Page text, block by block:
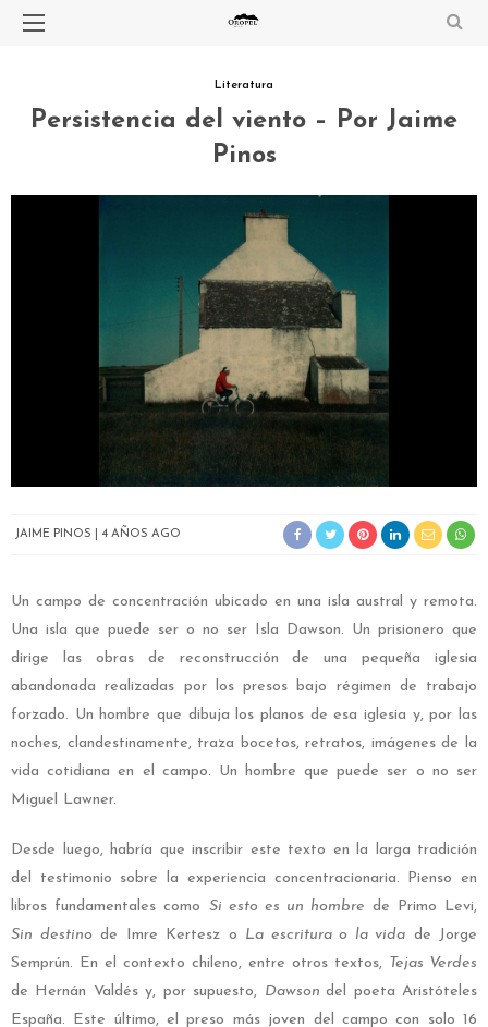
Literatura
Persistencia del viento – Por Jaime
Pinos
JAIME PINOS 4 AÑOS AGO
Un campo de concentración ubicado en una isla austral y remota.
Una isla que puede ser o no ser Isla Dawson. Un prisionero que
dirige las obras de reconstrucción de una pequeña iglesia
abandonada realizadas por los presos bajo régimen de trabajo
forzado. Un hombre que dibuja los planos de esa iglesia y, por las
noches, clandestinamente, traza bocetos, retratos, imágenes de la
vida cotidiana en el campo. Un hombre que puede ser o no ser
Miguel Lawner.
Desde luego, habría que inscribir este texto en la larga tradición
del testimonio sobre la experiencia concentracionaria. Pienso en
libros fundamentales como Si esto es un hombre de Primo Levi,
Sin destinode Imre Kertesz o La escritura o la vida de Jorge
Semprún. En el contexto chileno, entre otros textos, Tejas Verdes
de Hernán Valdés y, por supuesto, Dawsondel poeta Aristóteles
España. Este último, el preso más joven del campo con solo 16